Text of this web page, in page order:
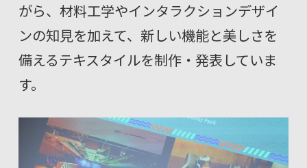
がら、材料工学やインタラクションデザイ
ンの知見を加えて、新しい機能と美しさを
備えるテキスタイルを制作・発表していま
す。